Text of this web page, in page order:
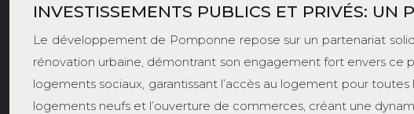
INVESTISSEMENTS PUBLICS ET PRIVÉS: UN
Le développement de Pomponne repose sur un partenariat
rénovation urbaine, démontrant son engagement fort envers ce
logements sociaux, garantissant l’accès au logement pour
logements neufs et l’ouverture de commerces, créant une